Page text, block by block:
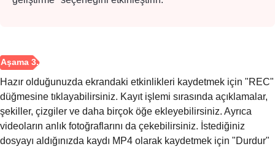
Hazır olduğunuzda ekrandaki etkinlikleri kaydetmek için "REC"
düğmesine tıklayabilirsiniz. Kayıt işlemi sırasında açıklamalar,
şekiller, çizgiler ve daha birçok öğe ekleyebilirsiniz. Ayrıca
videoların anlık fotoğraflarını da çekebilirsiniz. İstediğiniz
dosyayı aldığınızda kaydı MP4 olarak kaydetmek için "Durdur"